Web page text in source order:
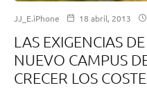
JJ_E.iPhone 18 abril, 2013
LAS EXIGENCIAS
NUEVO CAMPUS
CRECER LOS